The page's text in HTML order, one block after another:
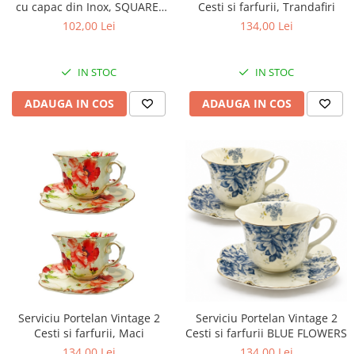
cu capac din Inox, SQUARE,
1400 ml, 9x13x20 cm
102,00 Lei
IN STOC
ADAUGA IN COS
Cesti si farfurii, Trandafiri
134,00 Lei
IN STOC
ADAUGA IN COS
Serviciu Portelan Vintage 2
Cesti si farfurii, Maci
Serviciu Portelan Vintage 2
Cesti si farfurii BLUE FLOWERS